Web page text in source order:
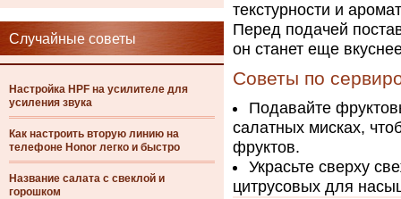
Случайные советы
Настройка HPF на усилителе для
усиления звука
Как настроить вторую линию на
телефоне Honor легко и быстро
Название салата с свеклой и
горошком
текстурности и
Перед подачей
он станет еще
Советы по
Подавайте
салатных мисках,
фруктов.
Украсьте сверху
цитрусовых для